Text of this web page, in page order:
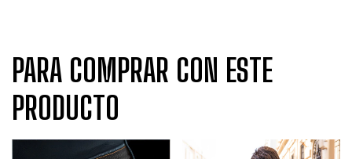
PARA COMPRAR CON ESTE
PRODUCTO